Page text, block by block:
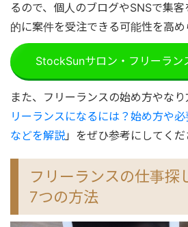
るので、個人のブログやSNSで集
的に案件を受注できる可能性を高め
StockSunサロン・フリーラン
また、フリーランスの始め方やな
リーランスになるには？始め方や
などを解説 」をぜひ参考にしてくだ
フリーランスの仕事探
7つの方法